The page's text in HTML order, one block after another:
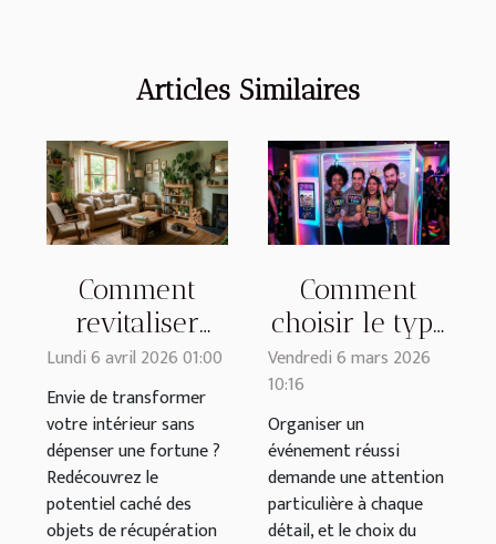
Articles Similaires
Comment
revitaliser
votre espace
avec des
objets de
récupération ?
Lundi 6 avril 2026 01:00
Envie de transformer
votre intérieur sans
dépenser une fortune ?
Redécouvrez le
potentiel caché des
objets de récupération
Comment
choisir le type
de photobooth
idéal pour
votre
événement ?
Vendredi 6 mars 2026
10:16
Organiser un
événement réussi
demande une attention
particulière à chaque
détail, et le choix du